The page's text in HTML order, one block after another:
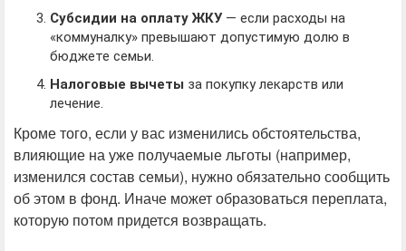
Субсидии на оплату ЖКУ— если расходы на
«коммуналку» превышают допустимую долю в
бюджете семьи.
Налоговые вычеты за покупку лекарств или
лечение.
Кроме того, если у вас изменились обстоятельства,
влияющие на уже получаемые льготы (например,
изменился состав семьи), нужно обязательно сообщить
об этом в фонд. Иначе может образоваться переплата,
которую потом придется возвращать.